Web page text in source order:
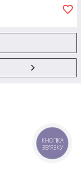
КНОПКА
ЗВ'ЯЗКУ